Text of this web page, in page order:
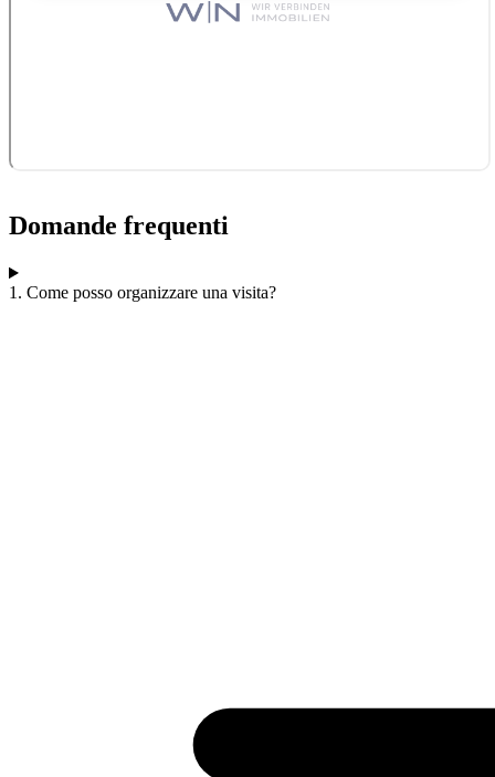
Domande frequenti
1. Come posso organizzare una visita?